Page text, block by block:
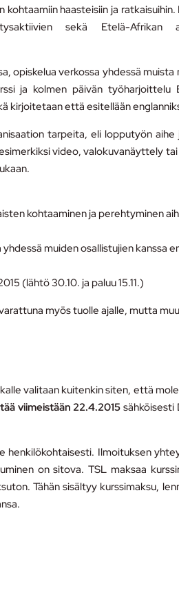
haasteisiin ja ratkaisuihin.
sekä Etelä-Afrikan
opiskelua verkossa yhdessä
ja kolmen päivän työharjoittelu
kirjoitetaan että esitellään
tarpeita, eli lopputyön aihe
video, valokuvanäyttely
kohtaaminen ja perehtyminen
muiden osallistujien kanssa
(lähtö 30.10. ja paluu 15.11.)
myös tuolle ajalle, mutta
valitaan kuitenkin siten, että
viimeistään 22.4.2015sähköisesti
henkilökohtaisesti. Ilmoituksen
on sitova. TSL maksaa
Tähän sisältyy kurssimaksu,